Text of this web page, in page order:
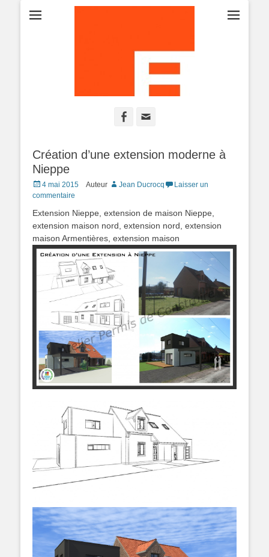
Extension-Rénovation
Facebook
Création d’une extension moderne à
Nieppe
Posted
on
4 mai 2015 Auteur Jean Ducrocq
Laisser un
commentaire
Extension Nieppe, extension de maison Nieppe,
extension maison nord, extension nord, extension
maison Armentières, extension maison